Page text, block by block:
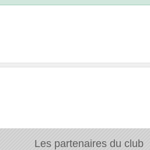
Les partenaires du club